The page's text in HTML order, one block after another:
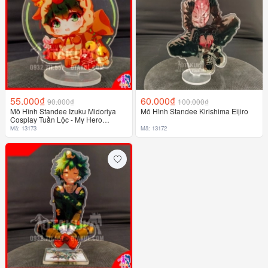
55.000₫ 90.000₫
Mô Hình Standee Izuku Midoriya
Cosplay Tuần Lộc - My Hero
Academia
Mã: 13173
60.000₫ 100.000₫
Mô Hình Standee Kirishima Eijiro
Mã: 13172